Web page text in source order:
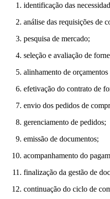
identificação das
análise das requisições de
pesquisa de mercado;
seleção e avaliação de
alinhamento de
efetivação do contrato de
envio dos pedidos de
gerenciamento de pedidos;
emissão de documentos;
acompanhamento do
finalização da gestão de
continuação do ciclo de